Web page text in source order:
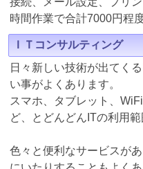
時間作業で合計7000円程
ＩＴコンサルティング
日々新しい技術が出てく
い事がよくあります。
スマホ、タブレット、
ど、とどんどんITの利用範
色々と便利なサービスが